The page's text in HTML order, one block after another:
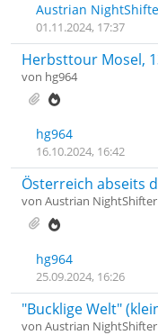
Austrian
01.11.2024, 17:37
Herbsttour Mosel,
von hg964
hg964
16.10.2024, 16:42
Österreich abseits
von Austrian NightShifter
hg964
25.09.2024, 16:26
"Bucklige Welt"
von Austrian NightShifter